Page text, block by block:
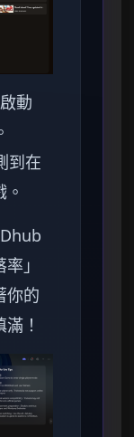
動
到在
」
你的
！